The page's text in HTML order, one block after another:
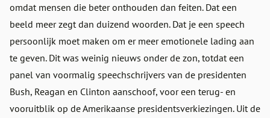
omdat mensen die beter onthouden dan feiten. Dat een
beeld meer zegt dan duizend woorden. Dat je een speech
persoonlijk moet maken om er meer emotionele lading aan
te geven. Dit was weinig nieuws onder de zon, totdat een
panel van voormalig speechschrijvers van de presidenten
Bush, Reagan en Clinton aanschoof, voor een terug- en
vooruitblik op de Amerikaanse presidentsverkiezingen. Uit de